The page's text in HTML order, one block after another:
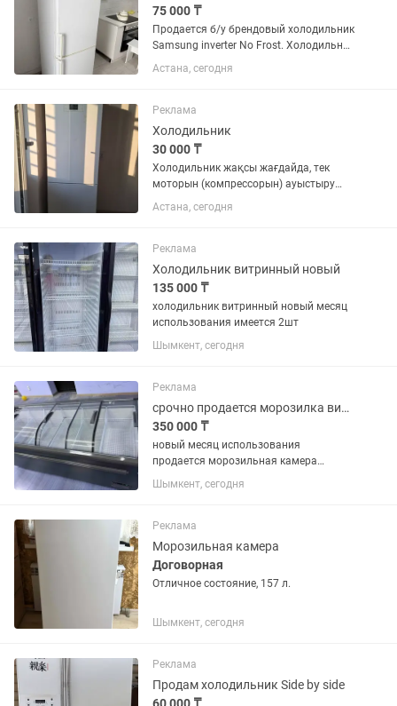
75 000 ₸
Продается б/у брендовый холодильник
Samsung inverter No Frost. Холодильник
в отличном состоянии, всё работает
исправно. К ремонту не подвергался
Стиральная Машина!
Астана, сегодня
Реклама
Холодильник
30 000 ₸
Холодильник жақсы жағдайда, тек
моторын (компрессорын) ауыстыру
қажет, қазіргі уақытта жұмыс
істемейді. Моторын ауыстырсаңыз, өте
30 000 тг 🚚 Доставка жоқ, алып...
Астана, сегодня
Реклама
Холодильник витринный новый
135 000 ₸
холодильник витринный новый месяц
использования имеется 2шт
Шымкент, сегодня
Реклама
срочно продается морозилка витринный
350 000 ₸
новый месяц использования
продается морозильная камера
большой
Шымкент, сегодня
Реклама
Морозильная камера
Договорная
Отличное состояние, 157 л.
Шымкент, сегодня
Реклама
Продам холодильник Side by side